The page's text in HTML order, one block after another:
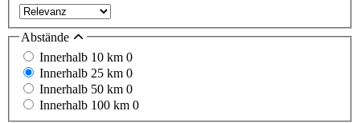
Abstände
Innerhalb 10 km 0
Innerhalb 25 km 0
Innerhalb 50 km 0
Innerhalb 100 km 0